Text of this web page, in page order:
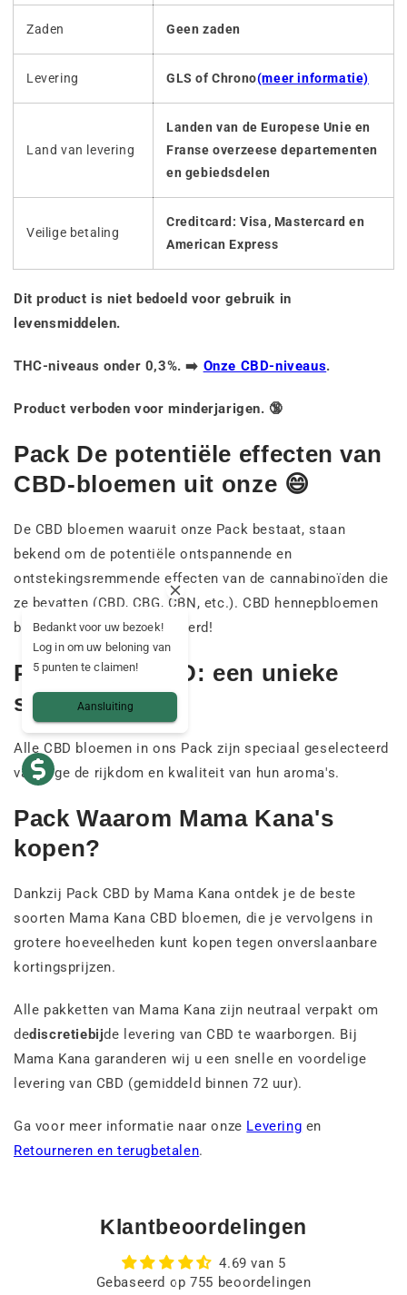
Zaden Geen zaden
Levering GLS of Chrono(meer informatie)
Land van levering
Landen van de Europese Unie en
Franse overzeese departementen
en gebiedsdelen
Veilige betaling
Creditcard: Visa, Mastercard en
American Express
Dit product is niet bedoeld voor gebruik in
levensmiddelen.
THC-niveaus onder 0,3%. ➡️ Onze CBD-niveaus.
Product verboden voor minderjarigen. 🔞
Pack De potentiële effecten van
CBD-bloemen uit onze 😄
De CBD bloemen waaruit onze Pack bestaat, staan
bekend om de potentiële ontspannende en
ontstekingsremmende effecten van de cannabinoïden die
ze bevatten (CBD, CBG, CBN, etc.). CBD hennepbloemen
bevatten er meer dan honderd!
Pack Onze CBD: een unieke
smaak 😋
Alle CBD bloemen in ons Pack zijn speciaal geselecteerd
vanwege de rijkdom en kwaliteit van hun aroma's.
Pack Waarom Mama Kana's
kopen?
Dankzij Pack CBD by Mama Kana ontdek je de beste
soorten Mama Kana CBD bloemen, die je vervolgens in
grotere hoeveelheden kunt kopen tegen onverslaanbare
kortingsprijzen.
Alle pakketten van Mama Kana zijn neutraal verpakt om
dediscretiebijde levering van CBD te waarborgen. Bij
Mama Kana garanderen wij u een snelle en voordelige
levering van CBD (gemiddeld binnen 72 uur).
Ga voor meer informatie naar onze Levering en
Retourneren en terugbetalen.
Klantbeoordelingen
4.69 van 5
Gebaseerd op 755 beoordelingen
Bedankt voor uw bezoek!
Log in om uw beloning van
5 punten te claimen!
Aansluiting